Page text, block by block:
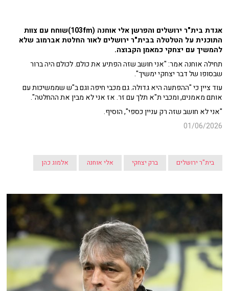
אגדת בית"ר ירושלים והפרשן אלי אוחנה (103fm)שוחח עם צוות
התוכנית על הטלטלה בבית"ר ירושלים לאור החלטת אברמוב שלא
להמשיך עם יצחקי כמאמן הקבוצה.
תחילה אוחנה אמר: "אני חושב שזה הפתיע את כולם. לכולם היה ברור
שבסופו של דבר יצחקי ימשיך".
עוד ציין כי "ההפתעה היא גדולה. גם מכבי חיפה וגם ב"ש שממשיכות עם
אותם מאמנים, ומכבי ת"א תלך עם זר. אז אני לא מבין את ההחלטה".
"אני לא חושב שזה רק עניין כספי", הוסיף.
01/06/2026
בית"ר ירושלים ברק יצחקי אלי אוחנה אלמוג כהן